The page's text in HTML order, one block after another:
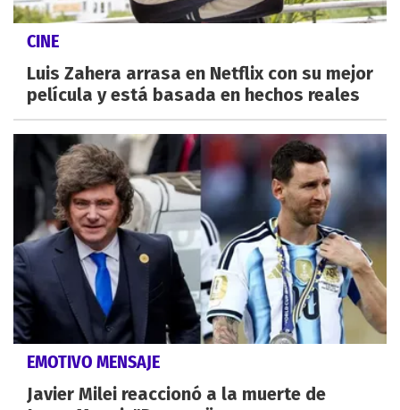
CINE
Luis Zahera arrasa en Netflix con su mejor
película y está basada en hechos reales
EMOTIVO MENSAJE
Javier Milei reaccionó a la muerte de